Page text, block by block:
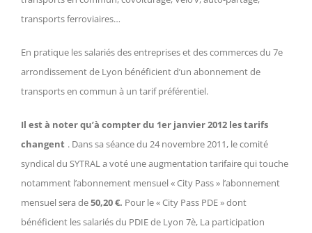
transports ferroviaires…
En pratique les salariés des entreprises et des commerces du 7e
arrondissement de Lyon bénéficient d’un abonnement de
transports en commun à un tarif préférentiel.
Il est à noter qu’à compter du 1er janvier 2012 les tarifs
changent . Dans sa séance du 24 novembre 2011, le comité
syndical du SYTRAL a voté une augmentation tarifaire qui touche
notamment l’abonnement mensuel « City Pass » l’abonnement
mensuel sera de50,20 €. Pour le « City Pass PDE » dont
bénéficient les salariés du PDIE de Lyon 7è, La participation